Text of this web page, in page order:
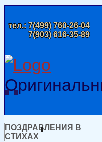
тел.:7(499) 760-26-04
7(903) 616-35-89
ПОЗДРАВЛЕНИЯ В
СТИХАХ